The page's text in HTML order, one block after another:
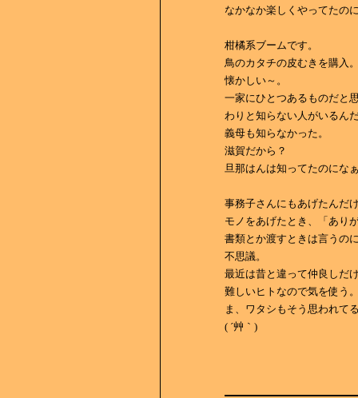
なかなか楽しくやってたの
柑橘系ブームです。
鳥のカタチの皮むきを購入
懐かしい～。
一家にひとつあるものだと
わりと知らない人がいるん
義母も知らなかった。
滋賀だから？
旦那はんは知ってたのにな
事務子さんにもあげたんだ
モノをあげたとき、「あり
書類とか渡すときは言うの
不思議。
最近は昔と違って仲良しだ
難しいヒトなので気を使う
ま、ワタシもそう思われて
( ´艸｀)